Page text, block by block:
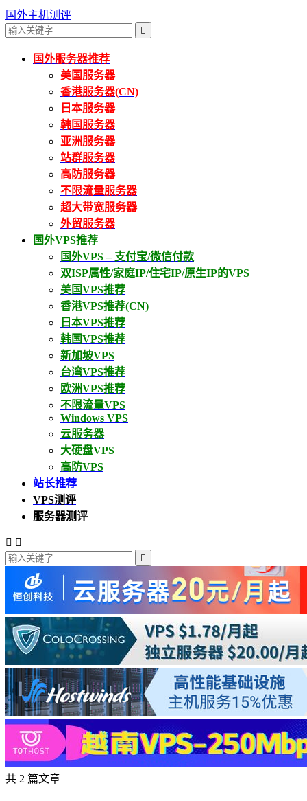
国外主机测评

国外服务器推荐
美国服务器
香港服务器(CN)
日本服务器
韩国服务器
亚洲服务器
站群服务器
高防服务器
不限流量服务器
超大带宽服务器
外贸服务器
国外VPS推荐
国外VPS – 支付宝/微信付款
双ISP属性/家庭IP/住宅IP/原生IP的VPS
美国VPS推荐
香港VPS推荐(CN)
日本VPS推荐
韩国VPS推荐
新加坡VPS
台湾VPS推荐
欧洲VPS推荐
不限流量VPS
Windows VPS
云服务器
大硬盘VPS
高防VPS
站长推荐
VPS测评
服务器测评
 

共 2 篇文章